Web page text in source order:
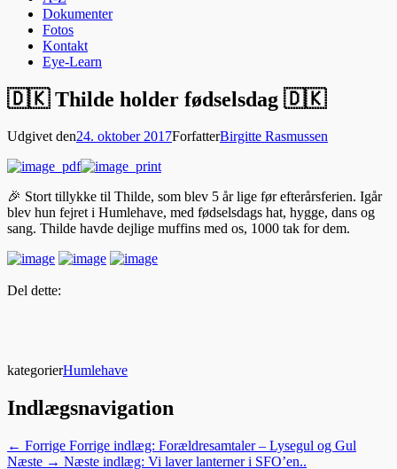
Dokumenter
Fotos
Kontakt
Eye-Learn
🇩🇰 Thilde holder fødselsdag 🇩🇰
Udgivet den24. oktober 2017ForfatterBirgitte Rasmussen
🎉 Stort tillykke til Thilde, som blev 5 år lige før efterårsferien. Igår
blev hun fejret i Humlehave, med fødselsdags hat, hygge, dans og
sang. Thilde havde dejlige muffins med os, 1000 tak for dem.
Del dette:
kategorierHumlehave
Indlægsnavigation
← Forrige Forrige indlæg: Forældresamtaler – Lysegul og Gul
Næste → Næste indlæg: Vi laver lanterner i SFO’en..